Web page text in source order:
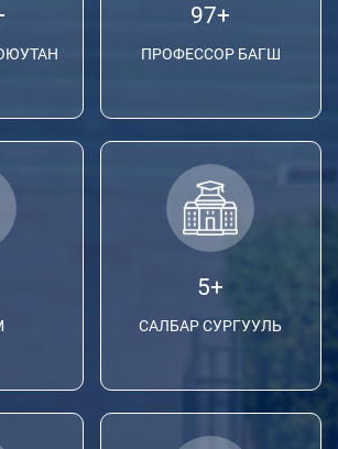
97+
ПРОФЕССОР БАГШ
5+
САЛБАР СУРГУУЛЬ